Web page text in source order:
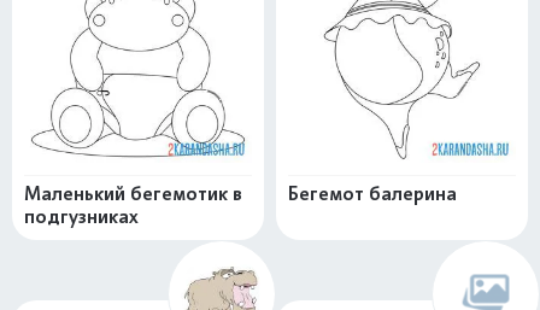
Маленький бегемотик в
подгузниках
Бегемот балерина